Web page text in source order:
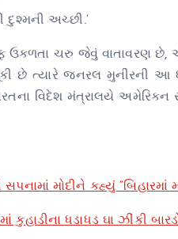
દુશ્મની અચ્છી.’
ઉકળતા ચરુ જેવું વાતાવરણ છે,
છે ત્યારે જનરલ મુનીરની આ
વિદેશ મંત્રાલયે
મોદીને કહ્યું “બિહારમાં
કુહાડીના ધડાધડ ઘા ઝીંકી